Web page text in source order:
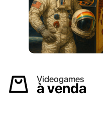
Videogames
à venda